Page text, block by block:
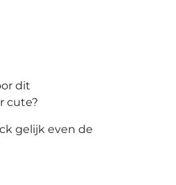
dit
cute?
gelijk even de